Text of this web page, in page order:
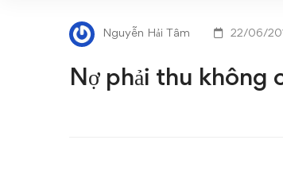
phải
thu
không
Nguyễn Hải Tâm 22/06/
Nợ phải thu không